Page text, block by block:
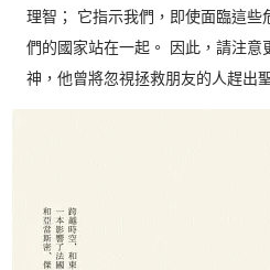
理智； 它指示我們，即使面臨這
們的國家站在一起。 因此，請注
神，他曾將忽視拯救朋友的人趕出